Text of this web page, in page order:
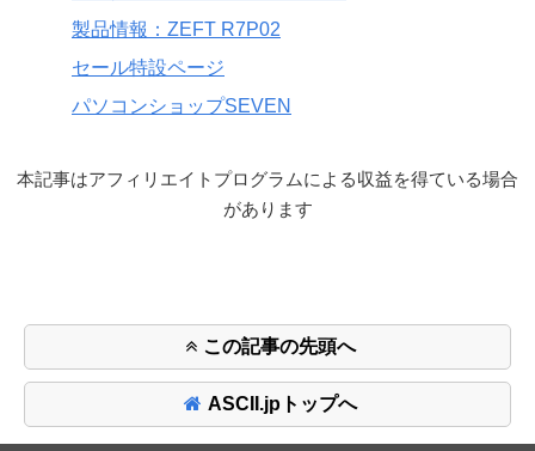
製品情報：ZEFT R7P02
セール特設ページ
パソコンショップSEVEN
本記事はアフィリエイトプログラムによる収益を得ている場合
があります
この記事の先頭へ
ASCII.jpトップへ